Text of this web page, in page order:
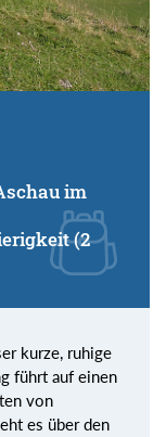
im
(2
kurze, ruhige
führt auf einen
von
es über den